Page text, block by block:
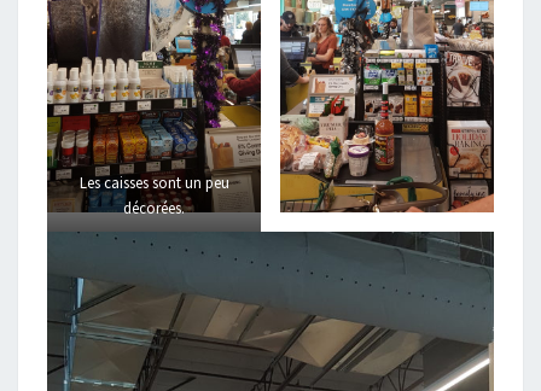
Les caisses sont un peu
décorées.